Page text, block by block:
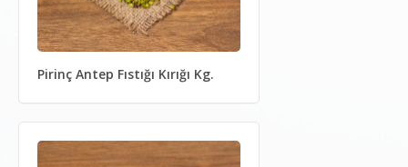
Pirinç Antep Fıstığı Kırığı Kg.